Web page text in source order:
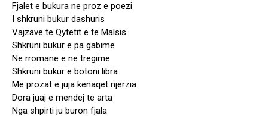
Fjalet e bukura ne proz e poezi
I shkruni bukur dashuris
Vajzave te Qytetit e te Malsis
Shkruni bukur e pa gabime
Ne rromane e ne tregime
Shkruni bukur e botoni libra
Me prozat e juja kenaqet njerzia
Dora juaj e mendej te arta
Nga shpirti ju buron fjala